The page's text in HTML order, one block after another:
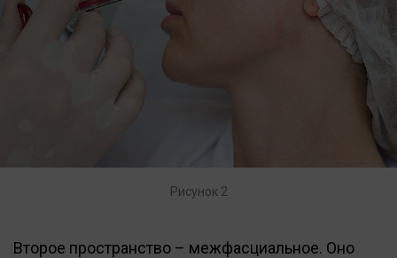
Рисунок 2
Второе пространство – межфасциальное. Оно